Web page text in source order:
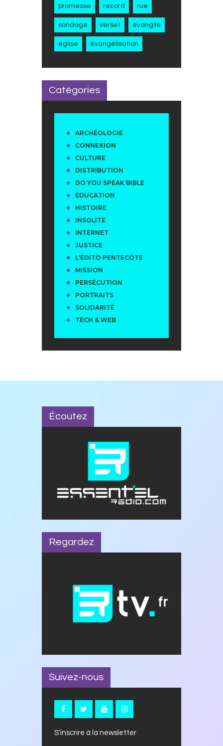
promesse record rue
sondage verset évangile
église évangélisation
Catégories
ARCHÉOLOGIE
CONNEXION
CULTURE
DISTRIBUTION
DO YOU SPEAK BIBLE
ÉDUCATION
HISTOIRE
INSOLITE
INTERNET
JUSTICE
L'ÉDITO PENTECÔTE
MISSION
PERSÉCUTION
PORTRAITS
SOLIDARITÉ
TECH & WEB
Écoutez
Regardez
Suivez-nous
S'inscrire à la newsletter